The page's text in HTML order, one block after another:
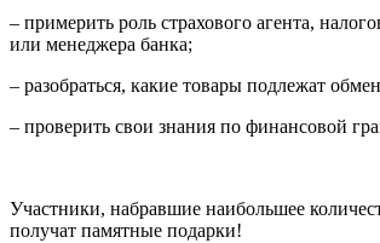
– примерить роль страхового агента,
или менеджера банка;
– разобраться, какие товары подлежат
– проверить свои знания по финансовой
Участники, набравшие наибольшее
получат памятные подарки!